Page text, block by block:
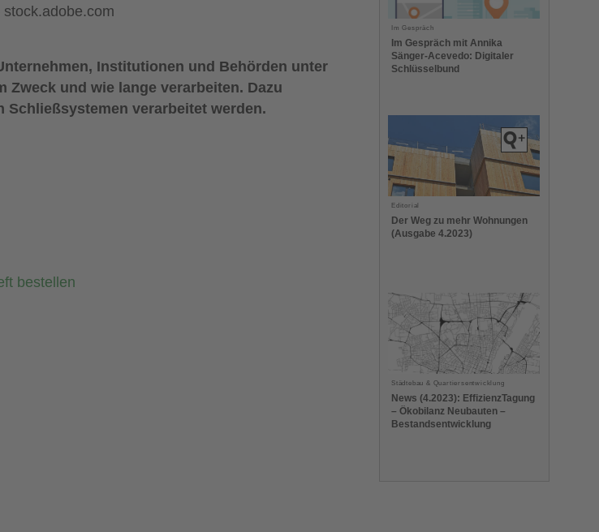
Institutionen und Behörden unter
Zweck und wie lange verarbeiten. Dazu
Schließsystemen verarbeitet werden.
bestellen
Im Gespräch
Im Gespräch mit Annika
Sänger-Acevedo: Digitaler
Schlüsselbund
Editorial
Der Weg zu mehr Wohnungen
(Ausgabe 4.2023)
Städtebau & Quartiersentwicklung
News (4.2023): EffizienzTagung
– Ökobilanz Neubauten –
Bestandsentwicklung